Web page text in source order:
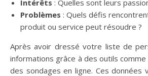
Intérêts : Quelles sont leurs
Problèmes : Quels défis
produit ou service peut résoudre ?
Après avoir dressé votre liste de
informations grâce à des outils comme
des sondages en ligne. Ces données